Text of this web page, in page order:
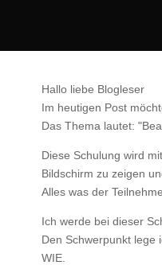
Hallo liebe Blogleser
Im heutigen Post
Das Thema lautet:
Diese Schulung wird
Bildschirm zu zeigen
Alles was der
Ich werde bei dieser
Den Schwerpunkt lege
WIE.